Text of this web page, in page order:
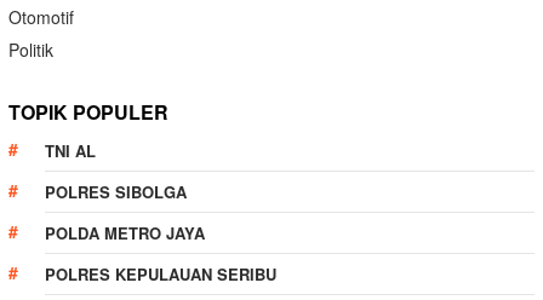
Otomotif
Politik
TOPIK POPULER
TNI AL
POLRES SIBOLGA
POLDA METRO JAYA
POLRES KEPULAUAN SERIBU